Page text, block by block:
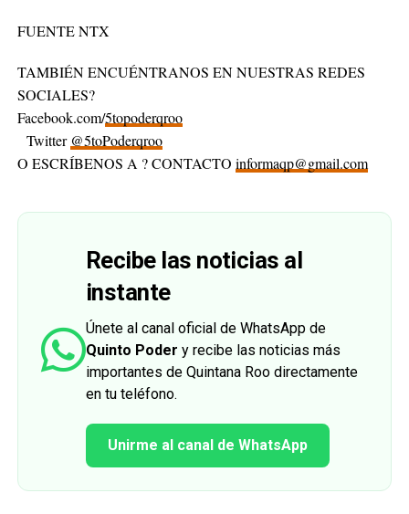
FUENTE NTX
TAMBIÉN ENCUÉNTRANOS EN NUESTRAS REDES
SOCIALES?
Facebook.com/5topoderqroo
Twitter @5toPoderqroo
O ESCRÍBENOS A ? CONTACTO informaqp@gmail.com
Recibe las noticias al
instante
Únete al canal oficial de WhatsApp de
Quinto Poder y recibe las noticias más
importantes de Quintana Roo directamente
en tu teléfono.
Unirme al canal de WhatsApp